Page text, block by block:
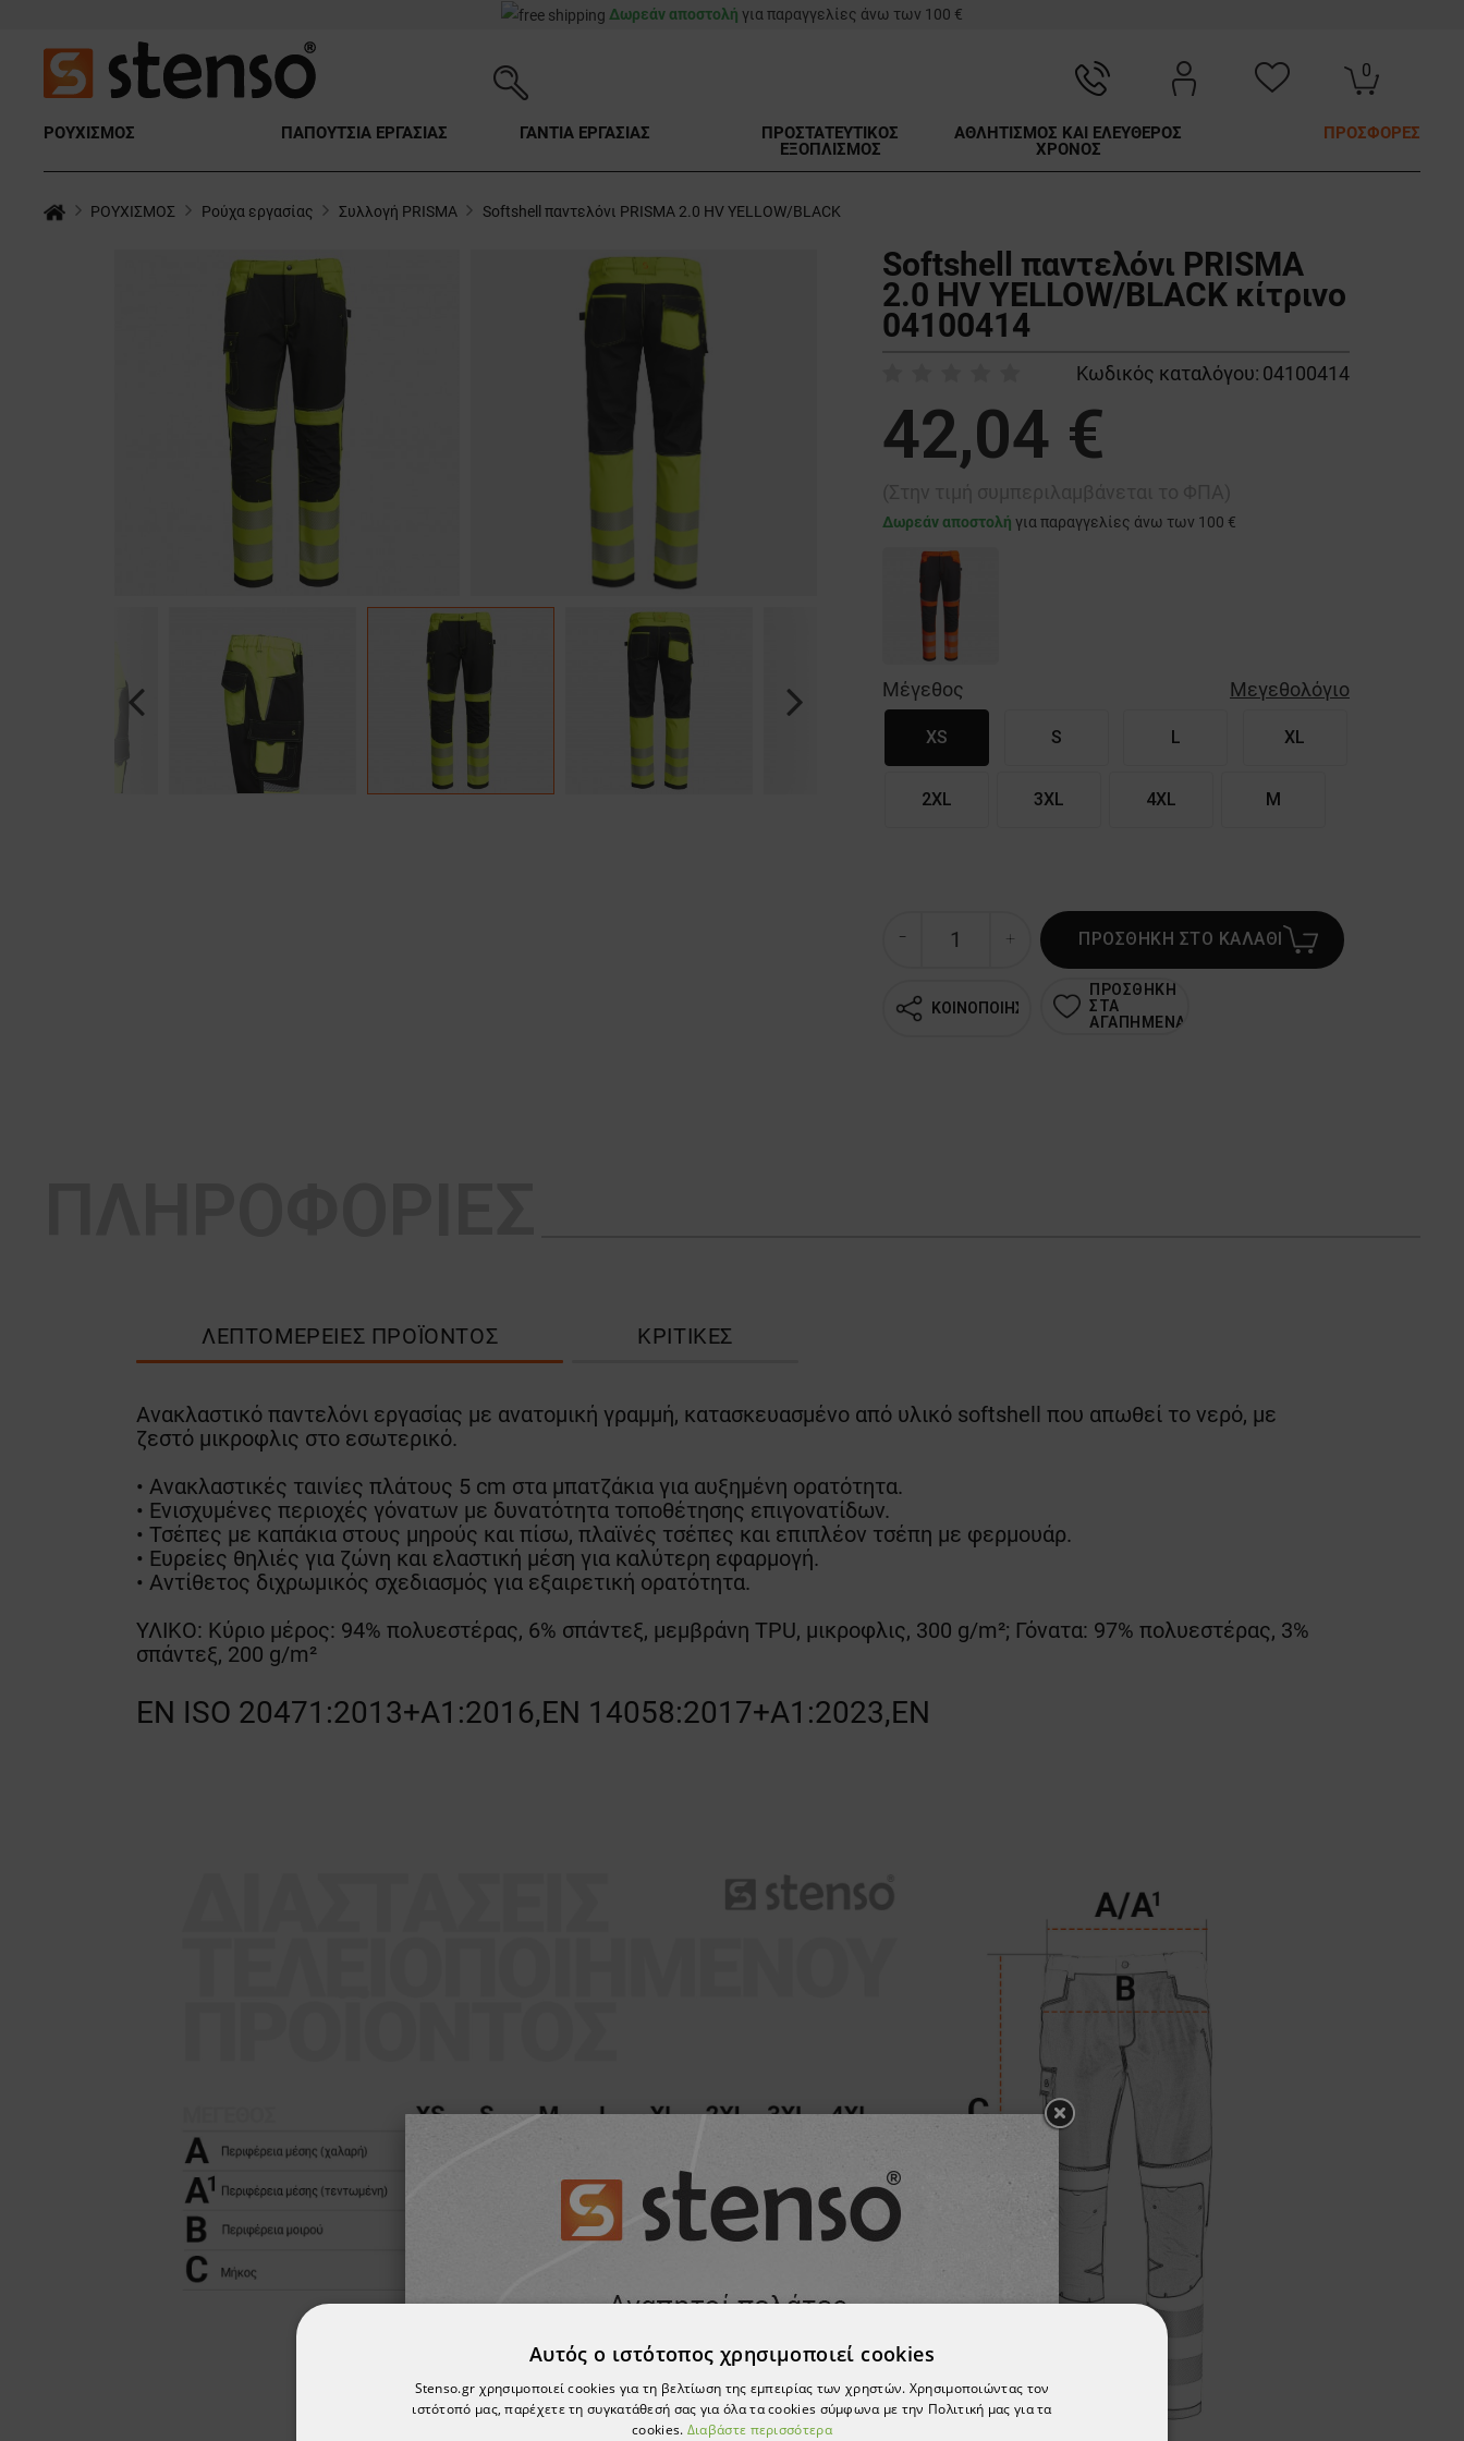
Δωρεάν αποστολή για παραγγελίες άνω των 100 €
0
ΡΟΥΧΙΣΜΟΣ ΠΑΠΟΥΤΣΙΑ ΕΡΓΑΣΙΑΣ ΓΑΝΤΙΑ ΕΡΓΑΣΙΑΣ
ΠΡΟΣΤΑΤΕΥΤΙΚΟΣ
ΕΞΟΠΛΙΣΜΟΣ
ΑΘΛΗΤΙΣΜΟΣ ΚΑΙ ΕΛΕΥΘΕΡΟΣ
ΧΡΟΝΟΣ
ΠΡΟΣΦΟΡΕΣ
ΡΟΥΧΙΣΜΟΣ Ρούχα εργασίας Συλλογή PRISMA Softshell παντελόνι PRISMA 2.0 HV YELLOW/BLACK
Previous Next
Softshell παντελόνι PRISMA
2.0 HV YELLOW/BLACK κίτρινο
04100414
Κωδικός καταλόγου: 04100414
42,04 €
Δωρεάν αποστολή για παραγγελίες άνω των 100 €
Μέγεθος Μεγεθολόγιο
XS S L XL
2XL 3XL 4XL M
ΠΡΟΣΘΗΚΗ ΣΤΟ ΚΑΛΑΘΙ
ΚΟΙΝΟΠΟΙΗΣΗ
ΠΡΟΣΘΗΚΗ
ΣΤΑ
ΑΓΑΠΗΜΕΝΑ
ΛΕΠΤΟΜΈΡΕΙΕΣ ΠΡΟΪΌΝΤΟΣ ΚΡΙΤΙΚΈΣ
Ανακλαστικό παντελόνι εργασίας με ανατομική γραμμή, κατασκευασμένο από υλικό softshell που απωθεί το νερό, με
ζεστό μικροφλις στο εσωτερικό.
• Ανακλαστικές ταινίες πλάτους 5 cm στα μπατζάκια για αυξημένη ορατότητα.
• Ενισχυμένες περιοχές γόνατων με δυνατότητα τοποθέτησης επιγονατίδων.
• Τσέπες με καπάκια στους μηρούς και πίσω, πλαϊνές τσέπες και επιπλέον τσέπη με φερμουάρ.
• Ευρείες θηλιές για ζώνη και ελαστική μέση για καλύτερη εφαρμογή.
• Αντίθετος διχρωμικός σχεδιασμός για εξαιρετική ορατότητα.
ΥΛΙΚΟ: Κύριο μέρος: 94% πολυεστέρας, 6% σπάντεξ, μεμβράνη TPU, μικροφλις, 300 g/m²; Γόνατα: 97% πολυεστέρας, 3%
σπάντεξ, 200 g/m²
EN ISO 20471:2013+A1:2016,EN 14058:2017+A1:2023,EN
Αυτός ο ιστότοπος χρησιμοποιεί cookies
Stenso.gr χρησιμοποιεί cookies για τη βελτίωση της εμπειρίας των χρηστών. Χρησιμοποιώντας τον
ιστότοπό μας, παρέχετε τη συγκατάθεσή σας για όλα τα cookies σύμφωνα με την Πολιτική μας για τα
cookies. Διαβάστε περισσότερα